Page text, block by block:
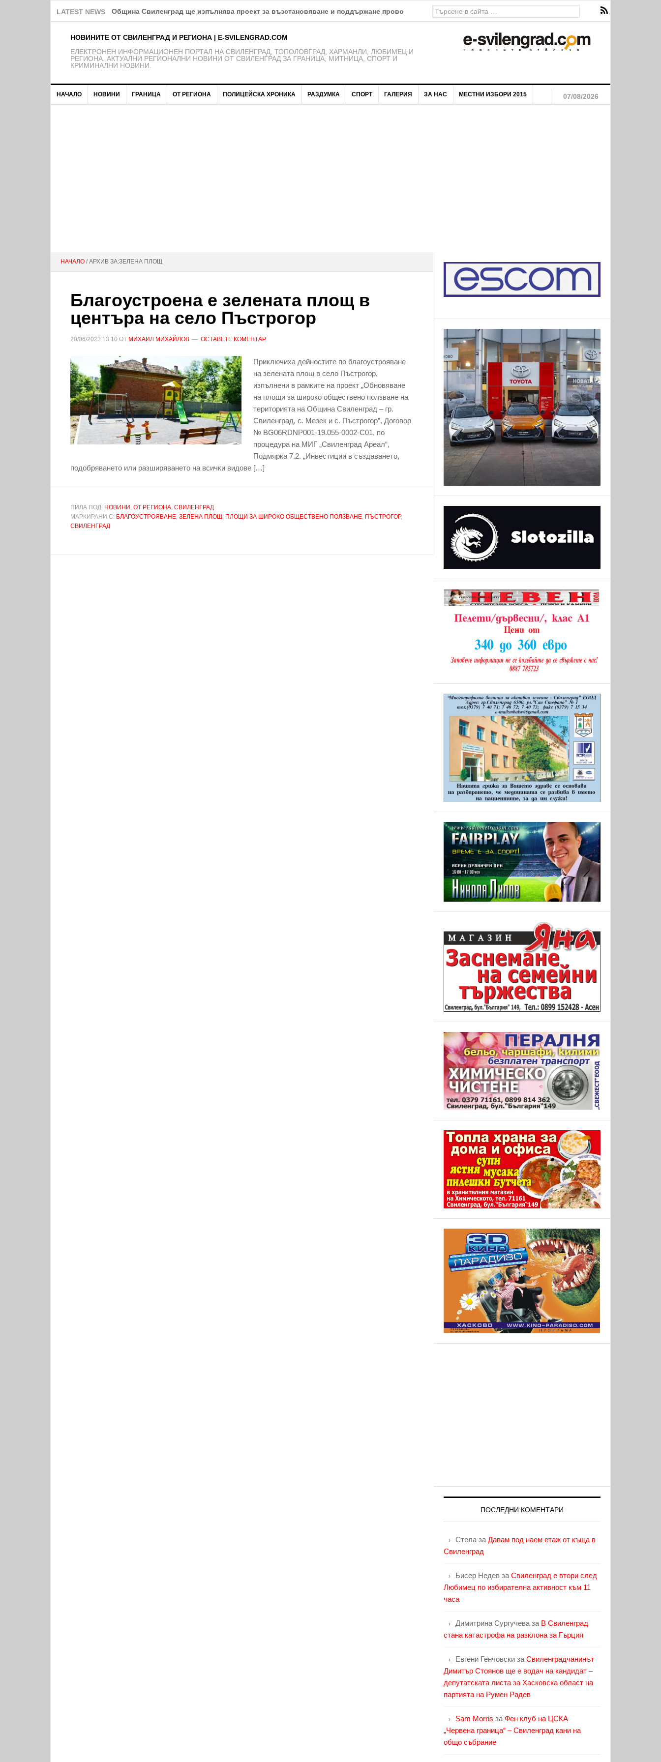
LATEST NEWS Ние идиоти ли сме?!
НОВИНИТЕ ОТ СВИЛЕНГРАД И РЕГИОНА | E-SVILENGRAD.COM
EЛЕКТРОНЕН ИНФОРМАЦИОНЕН ПОРТАЛ НА СВИЛЕНГРАД, ТОПОЛОВГРАД, ХАРМАНЛИ, ЛЮБИМЕЦ И
РЕГИОНА. АКТУАЛНИ РЕГИОНАЛНИ НОВИНИ ОТ СВИЛЕНГРАД ЗА ГРАНИЦА, МИТНИЦА, СПОРТ И
КРИМИНАЛНИ НОВИНИ.
НАЧАЛО НОВИНИ ГРАНИЦА ОТ РЕГИОНА ПОЛИЦЕЙСКА ХРОНИКА РАЗДУМКА СПОРТ ГАЛЕРИЯ ЗА НАС МЕСТНИ ИЗБОРИ 2015 07/08/2026
НАЧАЛО / АРХИВ ЗА:ЗЕЛЕНА ПЛОЩ
Благоустроена е зелената площ в
центъра на село Пъстрогор
20/06/2023 13:10 ОТ МИХАИЛ МИХАЙЛОВ ОСТАВЕТЕ КОМЕНТАР
Приключиха дейностите по благоустрояване
на зелената площ в село Пъстрогор,
изпълнени в рамките на проект „Обновяване
на площи за широко обществено ползване на
територията на Община Свиленград – гр.
Свиленград, с. Мезек и с. Пъстрогор”, Договор
№ BG06RDNP001-19.055-0002-C01, по
процедура на МИГ „Свиленград Ареал“,
Подмярка 7.2. „Инвестиции в създаването,
подобряването или разширяването на всички видове […]
ПИЛА ПОД: НОВИНИ , ОТ РЕГИОНА, СВИЛЕНГРАД
МАРКИРАНИ С: БЛАГОУСТРОЯВАНЕ, ЗЕЛЕНА ПЛОЩ, ПЛОЩИ ЗА ШИРОКО ОБЩЕСТВЕНО ПОЛЗВАНЕ, ПЪСТРОГОР,
СВИЛЕНГРАД
ПОСЛЕДНИ КОМЕНТАРИ
Стела за Давам под наем етаж от къща в
Свиленград
Бисер Недев за Свиленград е втори след
Любимец по избирателна активност към 11
часа
Димитрина Сургучева за В Свиленград
стана катастрофа на разклона за Гърция
Евгени Генчовски за Свиленградчанинът
Димитър Стоянов ще е водач на кандидат –
депутатската листа за Хасковска област на
партията на Румен Радев
Sam Morris за Фен клуб на ЦСКА
„Червена граница“ – Свиленград кани на
общо събрание